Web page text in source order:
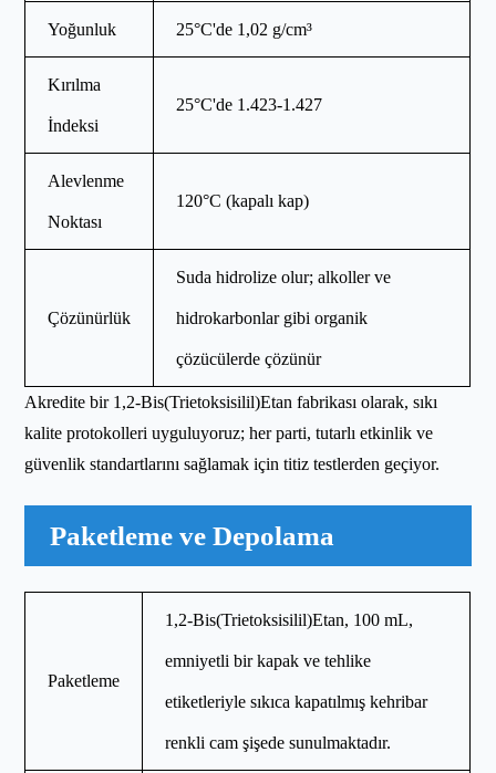
Yoğunluk 25°C'de 1,02 g/cm³
Kırılma
İndeksi
25°C'de 1.423-1.427
Alevlenme
Noktası
120°C (kapalı kap)
Çözünürlük
Suda hidrolize olur; alkoller ve
hidrokarbonlar gibi organik
çözücülerde çözünür
Akredite bir 1,2-Bis(Trietoksisilil)Etan fabrikası olarak, sıkı
kalite protokolleri uyguluyoruz; her parti, tutarlı etkinlik ve
güvenlik standartlarını sağlamak için titiz testlerden geçiyor.
Paketleme ve Depolama
Paketleme
1,2-Bis(Trietoksisilil)Etan, 100 mL,
emniyetli bir kapak ve tehlike
etiketleriyle sıkıca kapatılmış kehribar
renkli cam şişede sunulmaktadır.